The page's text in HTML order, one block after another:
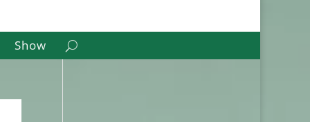
Show